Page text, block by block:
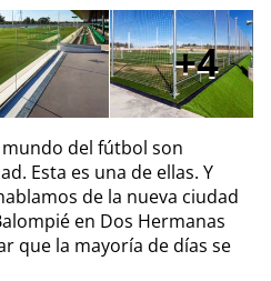
4
del fútbol son
Esta es una de ellas. Y
de la nueva ciudad
en Dos Hermanas
que la mayoría de días se